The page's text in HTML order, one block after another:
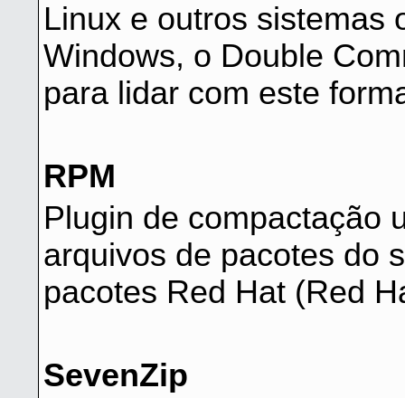
Linux e outros sistemas
Windows, o Double
para lidar com este
RPM
Plugin de compactação
arquivos de pacotes do
pacotes Red Hat (Red
SevenZip